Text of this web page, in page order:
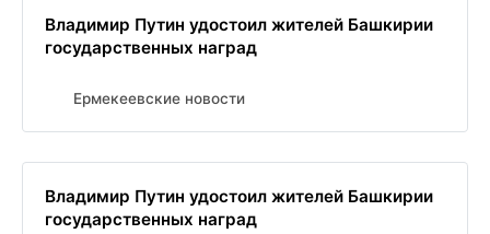
Владимир Путин удостоил жителей Башкирии
государственных наград
Ермекеевские новости
Владимир Путин удостоил жителей Башкирии
государственных наград